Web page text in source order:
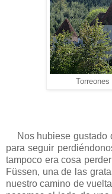
Nos hubiese gustado
para seguir
tampoco era cosa
Füssen, una de las
nuestro camino de